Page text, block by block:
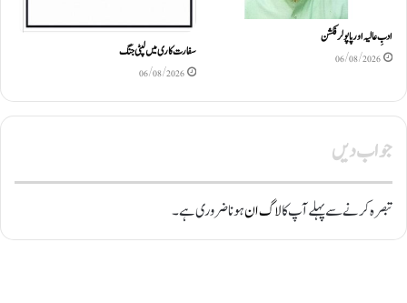
ادبِ عالیہ اور پاپولر فکشن
06/08/2026 سفارت کاری میں لپٹی جنگ
06/08/2026
جواب دیں
تبصرہ کرنے سے پہلے آپ کالاگ انہونا ضروری ہے۔